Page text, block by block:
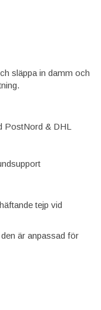
släppa in damm och
PostNord & DHL
tejp vid
är anpassad för